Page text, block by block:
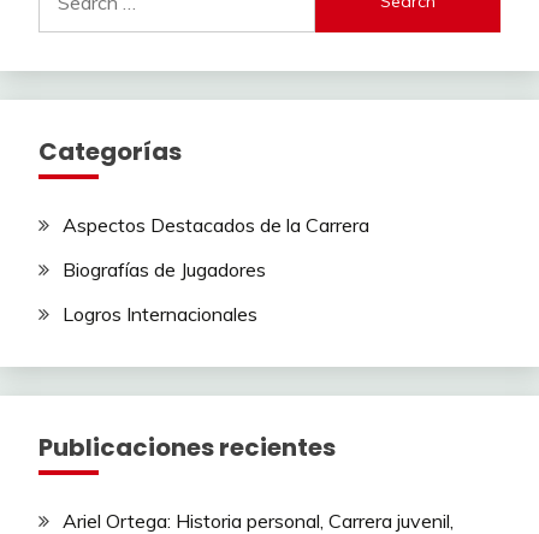
for:
Categorías
Aspectos Destacados de la Carrera
Biografías de Jugadores
Logros Internacionales
Publicaciones recientes
Ariel Ortega: Historia personal, Carrera juvenil,